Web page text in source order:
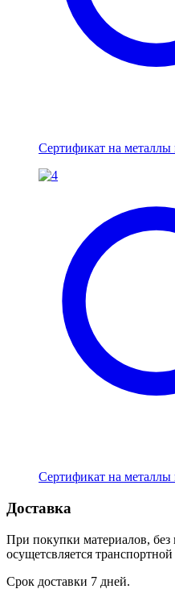
Сертификат на
Сертификат на
Доставка
При покупки материалов, без
осущетсвляется
Срок доставки 7 дней.